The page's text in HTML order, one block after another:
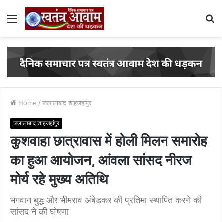
Menu
Home / जलालाबाद शाहजहांपुर
जलालाबाद शाहजहांपुर
कुशवाहा छात्रावास में होली मिलन समारोह
का हुआ आयोजन, आंवला सांसद नीरज
मोर्य रहे मुख्य अतिथि
भगवान बुद्ध और भीमराव अंबेडकर की प्रतिमा स्थापित करने की
सांसद ने की घोषणा